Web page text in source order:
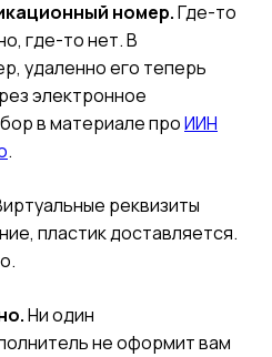
номер.Где-то
где-то нет. В
удаленно его теперь
электронное
в материале проИИН
.
реквизиты
пластик доставляется.
Ни один
не оформит вам